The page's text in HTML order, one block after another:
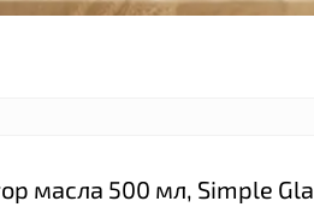
масла 500 мл, Simple